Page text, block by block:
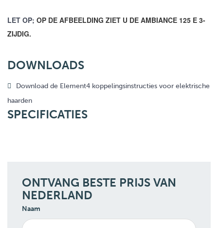
LET OP; OP DE AFBEELDING ZIET U DE AMBIANCE 125 E 3-
ZIJDIG.
DOWNLOADS
Download de Element4 koppelingsinstructies voor elektrische
haarden
SPECIFICATIES
ONTVANG BESTE PRIJS VAN
NEDERLAND
Naam